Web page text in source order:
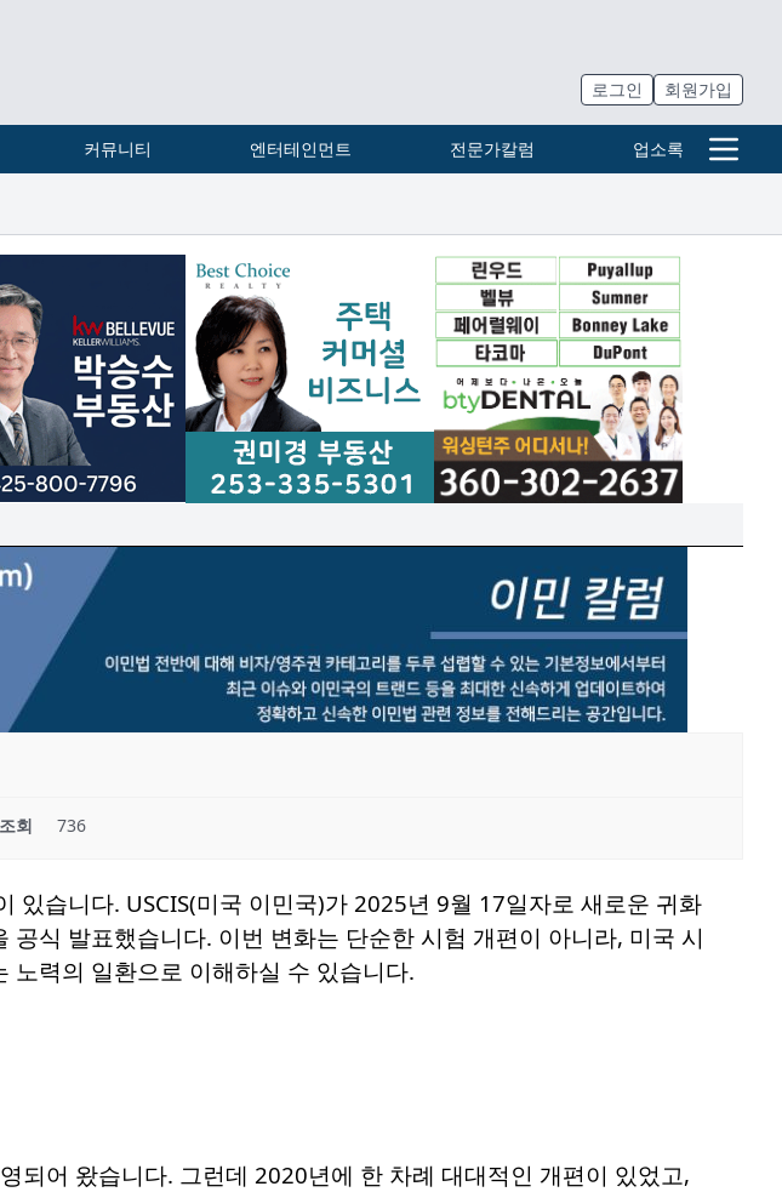
로그인 회원가입
커뮤니티 엔터테인먼트 전문가칼럼 업소록
조회 736
있습니다. USCIS(미국 이민국)가 2025년 9월 17일자로 새로운 귀화
식 발표했습니다. 이번 변화는 단순한 시험 개편이 아니라, 미국 시
노력의 일환으로 이해하실 수 있습니다.
되어 왔습니다. 그런데 2020년에 한 차례 대대적인 개편이 있었고,